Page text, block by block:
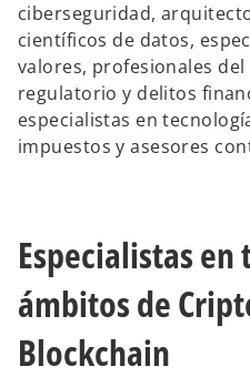
ciberseguridad,
científicos de datos,
valores, profesionales
regulatorio y delitos
especialistas en
impuestos y asesores
Especialistas en
ámbitos de
Blockchain